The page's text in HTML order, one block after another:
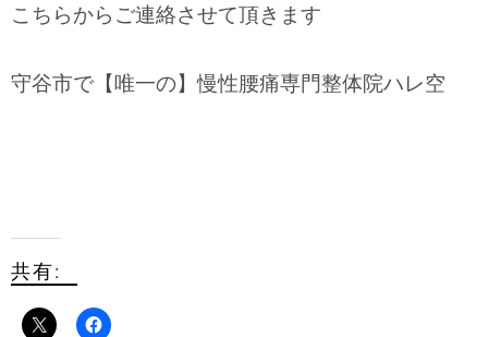
こちらからご連絡させて頂きます
守谷市で【唯一の】慢性腰痛専門整体院ハレ空
共有: